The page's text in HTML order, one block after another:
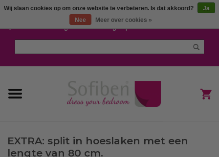
Gratis verzending naar Post.nl afgiftepunt
Mijn account / Registreren
Dekbedovertrekken
(Hoes) Laken en Lakensets
EXTRA: split in hoeslaken met een
lengte van 80 cm.
Wij slaan cookies op om onze website te verbeteren. Is dat akkoord?
Ja
Nee
Meer over cookies »